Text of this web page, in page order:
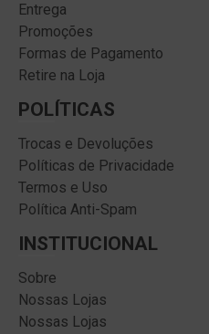
Entrega
Promoções
Formas de Pagamento
Retire na Loja
POLÍTICAS
Trocas e Devoluções
Políticas de Privacidade
Termos e Uso
Política Anti-Spam
INSTITUCIONAL
Sobre
Nossas Lojas
Nossas Lojas